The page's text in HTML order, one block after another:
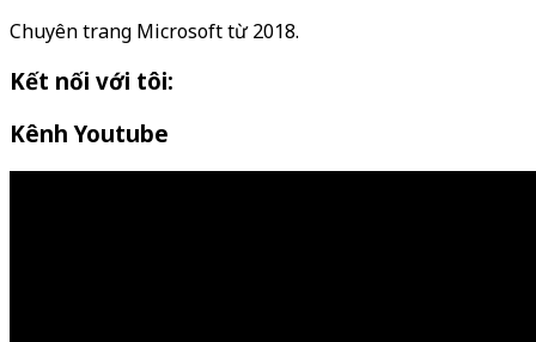
Chuyên trang Microsoft từ 2018.
Kết nối với tôi:
Kênh Youtube